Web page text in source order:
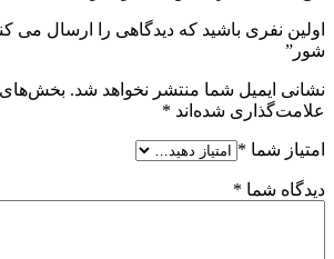
اولین نفری باشید که دیدگاهی را ارسال می
شور”
نشانی ایمیل شما منتشر نخواهد شد. بخش‌های
علامت‌گذاری شده‌اند *
امتیاز شما *
دیدگاه شما *